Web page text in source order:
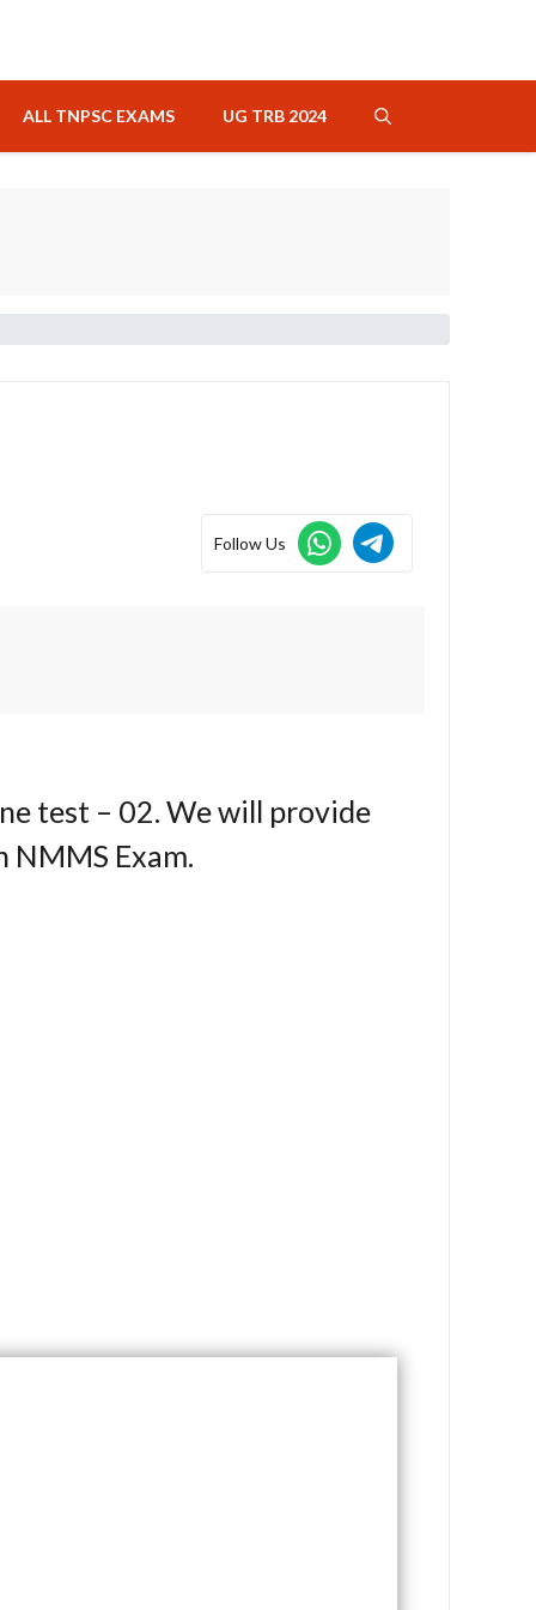
ALL TNPSC EXAMS UG TRB 2024
Follow Us
test – 02. We will provide
NMMS Exam.